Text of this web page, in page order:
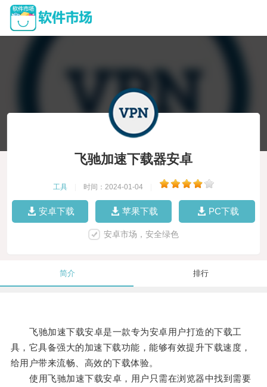
飞驰加速下载器安卓
工具 时间：2024-01-04
安卓下载 苹果下载 PC下载
安卓市场，安全绿色
简介 排行
飞驰加速下载安卓是一款专为安卓用户打造的下载工
具，它具备强大的加速下载功能，能够有效提升下载速度，
给用户带来流畅、高效的下载体验。
使用飞驰加速下载安卓，用户只需在浏览器中找到需要